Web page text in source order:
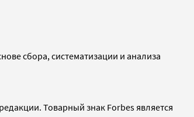
сбора, систематизации и анализа
Товарный знак Forbes является